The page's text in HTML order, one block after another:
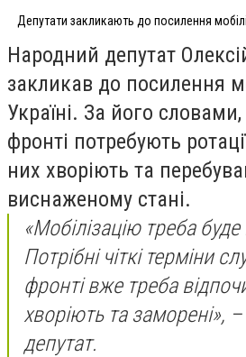
Депутати закликають до посилення
Народний депутат
закликав до посилення
Україні. За його словами,
фронті потребують
них хворіють та
виснаженому стані.
«Мобілізацію треба
Потрібні чіткі терміни
фронті вже треба
хворіють та заморені»,
депутат.